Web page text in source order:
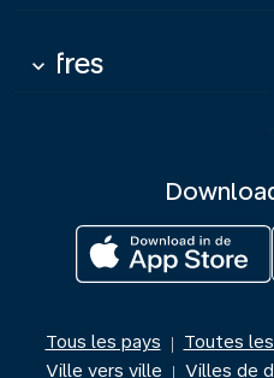
Offres
keyboard_arrow_down
Tous les pays | Toutes
Ville vers ville | Villes de